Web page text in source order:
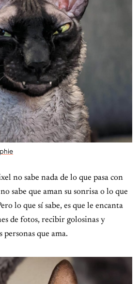
no sabe nada de lo que pasa con
sabe que aman su sonrisa o lo que
lo que sí sabe, es que le encanta
de fotos, recibir golosinas y
personas que ama.